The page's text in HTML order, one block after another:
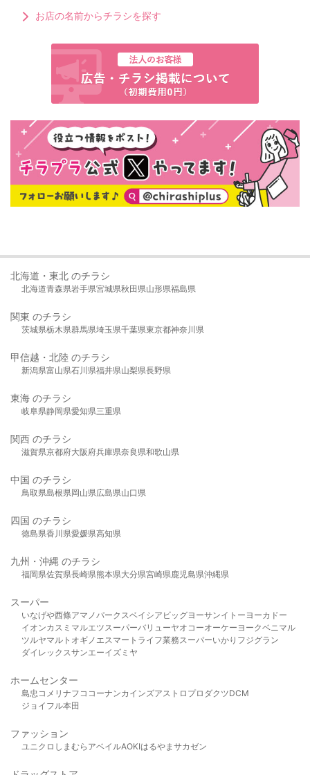
お店の名前からチラシを探す
北海道・東北 のチラシ
北海道青森県岩手県宮城県秋田県山形県福島県
関東 のチラシ
茨城県栃木県群馬県埼玉県千葉県東京都神奈川県
甲信越・北陸 のチラシ
新潟県富山県石川県福井県山梨県長野県
東海 のチラシ
岐阜県静岡県愛知県三重県
関西 のチラシ
滋賀県京都府大阪府兵庫県奈良県和歌山県
中国 のチラシ
鳥取県島根県岡山県広島県山口県
四国 のチラシ
徳島県香川県愛媛県高知県
九州・沖縄 のチラシ
福岡県佐賀県長崎県熊本県大分県宮崎県鹿児島県沖縄県
スーパー
いなげや西條アマノパークスベイシア ビッグヨーサンイトーヨーカドー
イオンカスミ マルエツスーパーバリューヤオコーオーケー ヨークベニマル
ツルヤマルト オギノ エスマート ライフ業務スーパーいかり フジグラン
ダイレックスサンエーイズミヤ
ホームセンター
島忠 コメリ ナフコ コーナンカインズアストロプロダクツDCM
ジョイフル本田
ファッション
ユニクロ しまむら アベイルAOKIはるやま サカゼン